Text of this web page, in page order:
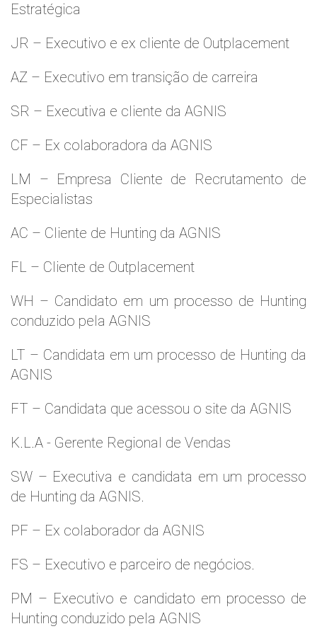
Estratégica
JR – Executivo e ex cliente de Outplacement
AZ – Executivo em transição de carreira
SR – Executiva e cliente da AGNIS
CF – Ex colaboradora da AGNIS
LM – Empresa Cliente de Recrutamento de
Especialistas
AC – Cliente de Hunting da AGNIS
FL – Cliente de Outplacement
WH – Candidato em um processo de Hunting
conduzido pela AGNIS
LT – Candidata em um processo de Hunting da
AGNIS
FT – Candidata que acessou o site da AGNIS
K.L.A - Gerente Regional de Vendas
SW – Executiva e candidata em um processo
de Hunting da AGNIS.
PF – Ex colaborador da AGNIS
FS – Executivo e parceiro de negócios.
PM – Executivo e candidato em processo de
Hunting conduzido pela AGNIS